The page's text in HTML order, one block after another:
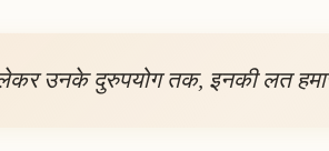
उनके दुरुपयोग तक, इनकी लत हमारी